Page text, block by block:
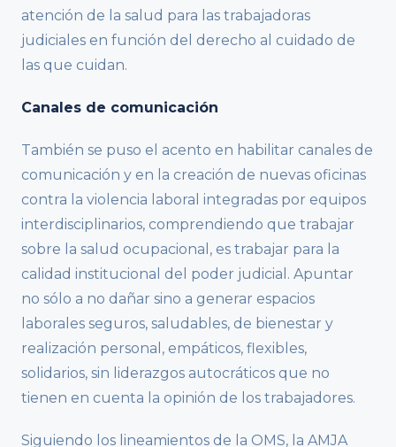
atención de la salud para las trabajadoras
judiciales en función del derecho al cuidado de
las que cuidan.
Canales de comunicación
También se puso el acento en habilitar canales de
comunicación y en la creación de nuevas oficinas
contra la violencia laboral integradas por equipos
interdisciplinarios, comprendiendo que trabajar
sobre la salud ocupacional, es trabajar para la
calidad institucional del poder judicial. Apuntar
no sólo a no dañar sino a generar espacios
laborales seguros, saludables, de bienestar y
realización personal, empáticos, flexibles,
solidarios, sin liderazgos autocráticos que no
tienen en cuenta la opinión de los trabajadores.
Siguiendo los lineamientos de la OMS, la AMJA